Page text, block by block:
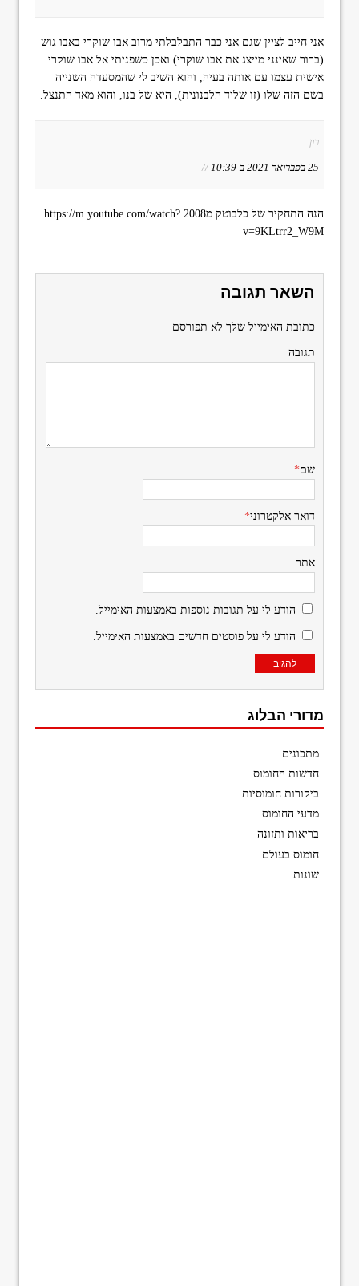
אני חייב לציין שגם אני כבר התבלבלתי מרוב אבו שוקרי באבו גוש
(ברור שאינני מייצג את אבו שוקרי) ואכן כשפניתי אל אבו שוקרי
אישית עצמו עם אותה בעיה, והוא השיב לי שהמסעדה השנייה
בשם הזה שלו (זו שליד הלבנונית), היא של בנו, והוא מאד התנצל.
רון
25 בפברואר 2021 ב-10:39 //
הנה התחקיר של כלבוטק מ2008
https://m.youtube.com/watch?
v=9KLtrr2_W9M
השאר תגובה
כתובת האימייל שלך לא תפורסם
תגובה
שם*
דואר אלקטרוני*
אתר
הודע לי על תגובות נוספות באמצעות האימייל.
הודע לי על פוסטים חדשים באמצעות האימייל.
מדורי הבלוג
מתכונים
חדשות החומוס
ביקורות חומוסיות
מדעי החומוס
בריאות ותזונה
חומוס בעולם
שונות